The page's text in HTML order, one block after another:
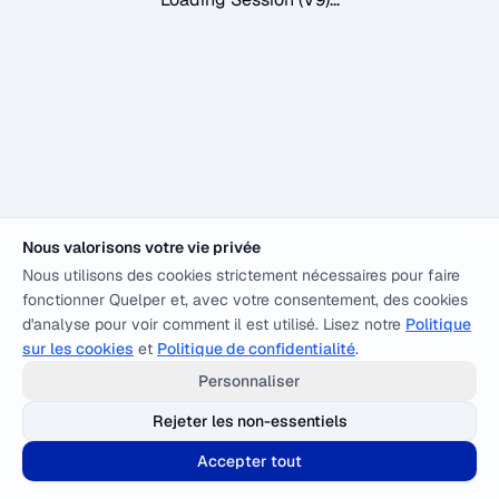
Nous valorisons votre vie privée
Nous utilisons des cookies strictement nécessaires pour faire
fonctionner Quelper et, avec votre consentement, des cookies
d'analyse pour voir comment il est utilisé. Lisez notre Politique
sur les cookies et Politique de confidentialité.
Personnaliser
Rejeter les non-essentiels
Accepter tout